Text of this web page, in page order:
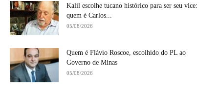
Kalil escolhe tucano histórico para ser seu vice:
quem é Carlos...
05/08/2026
Quem é Flávio Roscoe, escolhido do PL ao
Governo de Minas
05/08/2026